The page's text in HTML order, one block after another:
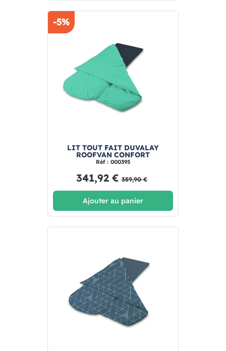
-5%
LIT TOUT FAIT DUVALAY
ROOFVAN CONFORT
Réf : 000395
341,92 € 359,90 €
Ajouter au panier